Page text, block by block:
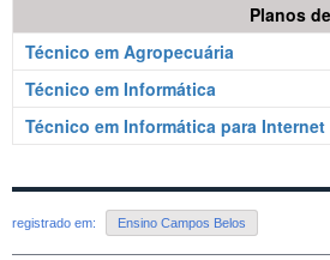
Planos
Técnico em Agropecuária
Técnico em Informática
Técnico em Informática para Internet
registrado em: Ensino Campos Belos